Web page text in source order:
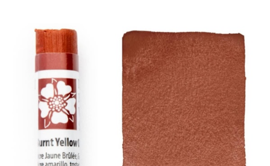
Các sản phẩm
Sự kiện
Tài nguyên